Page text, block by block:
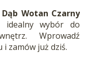
Wotan Czarny
idealny wybór do
Wprowadź
zamów już dziś.